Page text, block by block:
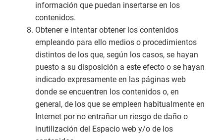
información que puedan insertarse en los
contenidos.
Obtener e intentar obtener los contenidos
empleando para ello medios o procedimientos
distintos de los que, según los casos, se hayan
puesto a su disposición a este efecto o se hayan
indicado expresamente en las páginas web
donde se encuentren los contenidos o, en
general, de los que se empleen habitualmente en
Internet por no entrañar un riesgo de daño o
inutilización del Espacio web y/o de los